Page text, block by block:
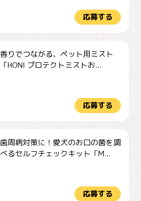
応募する
香りでつながる、ペット用ミスト
「HONI プロテクトミストお...
応募する
歯周病対策に！愛犬のお口の菌を調
べるセルフチェックキット「M...
応募する